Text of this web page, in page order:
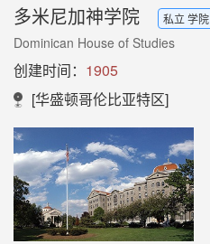
多米尼加神学院 私立 学院
Dominican House of Studies
创建时间： 1905
[华盛顿哥伦比亚特区]